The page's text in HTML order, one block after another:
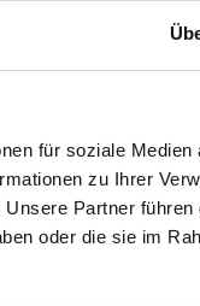
für soziale Medien
zu Ihrer
Partner
oder die sie im